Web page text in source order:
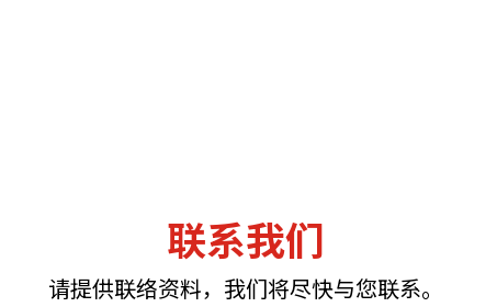
联系我们
请提供联络资料，我们将尽快与您联系。